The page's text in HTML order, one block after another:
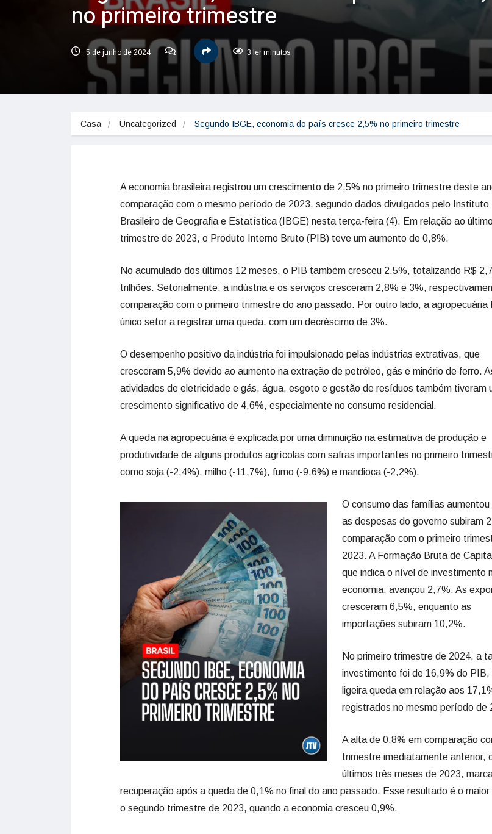
no primeiro trimestre
5 de junho de 2024 3 ler minutos
Casa Uncategorized Segundo IBGE, economia do país cresce 2,5% no primeiro trimestre
A economia brasileira registrou um crescimento de 2,5% no primeiro trimestre deste
comparação com o mesmo período de 2023, segundo dados divulgados pelo Instituto
Brasileiro de Geografia e Estatística (IBGE) nesta terça-feira (4). Em relação ao
trimestre de 2023, o Produto Interno Bruto (PIB) teve um aumento de 0,8%.
No acumulado dos últimos 12 meses, o PIB também cresceu 2,5%, totalizando R$ 2,7
trilhões. Setorialmente, a indústria e os serviços cresceram 2,8% e 3%,
comparação com o primeiro trimestre do ano passado. Por outro lado, a agropecuária
único setor a registrar uma queda, com um decréscimo de 3%.
O desempenho positivo da indústria foi impulsionado pelas indústrias extrativas, que
cresceram 5,9% devido ao aumento na extração de petróleo, gás e minério de ferro.
atividades de eletricidade e gás, água, esgoto e gestão de resíduos também tiveram
crescimento significativo de 4,6%, especialmente no consumo residencial.
A queda na agropecuária é explicada por uma diminuição na estimativa de produção e
produtividade de alguns produtos agrícolas com safras importantes no primeiro
como soja (-2,4%), milho (-11,7%), fumo (-9,6%) e mandioca (-2,2%).
O consumo das famílias
as despesas do governo subiram
comparação com o primeiro
2023. A Formação Bruta de
que indica o nível de investimento
economia, avançou 2,7%. As
cresceram 6,5%, enquanto as
importações subiram 10,2%.
No primeiro trimestre de 2024, a
investimento foi de 16,9% do PIB,
ligeira queda em relação aos
registrados no mesmo período de
A alta de 0,8% em comparação
trimestre imediatamente anterior,
últimos três meses de 2023,
recuperação após a queda de 0,1% no final do ano passado. Esse resultado é o
o segundo trimestre de 2023, quando a economia cresceu 0,9%.